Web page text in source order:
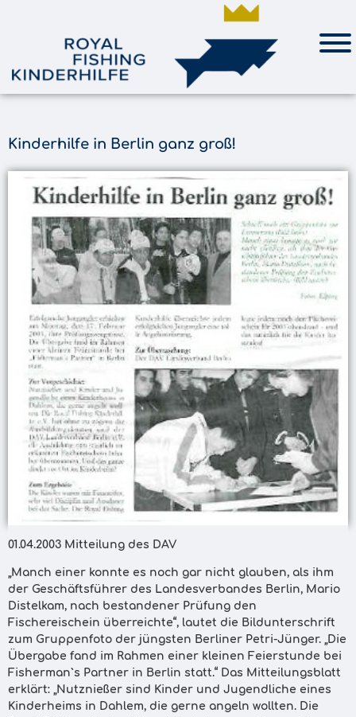
Kinderhilfe in Berlin ganz groß!
01.04.2003 Mitteilung des DAV
„Manch einer konnte es noch gar nicht glauben, als ihm
der Geschäftsführer des Landesverbandes Berlin, Mario
Distelkam, nach bestandener Prüfung den
Fischereischein überreichte“, lautet die Bildunterschrift
zum Gruppenfoto der jüngsten Berliner Petri-Jünger. „Die
Übergabe fand im Rahmen einer kleinen Feierstunde bei
Fisherman`s Partner in Berlin statt.“ Das Mitteilungsblatt
erklärt: „Nutznießer sind Kinder und Jugendliche eines
Kinderheims in Dahlem, die gerne angeln wollten. Die